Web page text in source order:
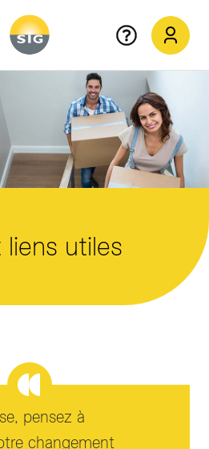
liens utiles
pensez à
changement